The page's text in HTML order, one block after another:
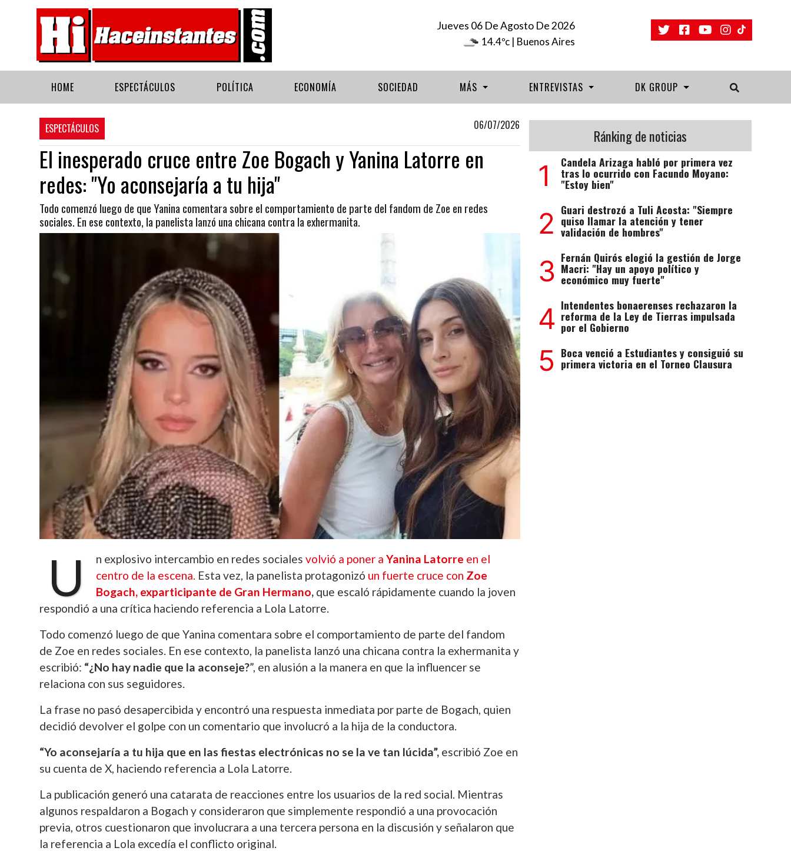
Jueves 06 De Agosto De 2026
14.4ºc | Buenos Aires
HOME ESPECTÁCULOS POLÍTICA ECONOMÍA SOCIEDAD MÁS ENTREVISTAS DK GROUP
ESPECTÁCULOS 06/07/2026
El inesperado cruce entre Zoe Bogach y Yanina Latorre en
redes: "Yo aconsejaría a tu hija"
Todo comenzó luego de que Yanina comentara sobre el comportamiento de parte del fandom de Zoe en redes
sociales. En ese contexto, la panelista lanzó una chicana contra la exhermanita.
U n explosivo intercambio en redes sociales volvió a poner a Yanina Latorre en el
centro de la escena. Esta vez, la panelista protagonizó un fuerte cruce con Zoe
Bogach, exparticipante de Gran Hermano, que escaló rápidamente cuando la joven
respondió a una crítica haciendo referencia a Lola Latorre.
Todo comenzó luego de que Yanina comentara sobre el comportamiento de parte del fandom
de Zoe en redes sociales. En ese contexto, la panelista lanzó una chicana contra la exhermanita y
escribió: “¿No hay nadie que la aconseje?”, en alusión a la manera en que la influencer se
relaciona con sus seguidores.
La frase no pasó desapercibida y encontró una respuesta inmediata por parte de Bogach, quien
decidió devolver el golpe con un comentario que involucró a la hija de la conductora.
“Yo aconsejaría a tu hija que en las fiestas electrónicas no se la ve tan lúcida”, escribió Zoe en
su cuenta de X, haciendo referencia a Lola Latorre.
La publicación generó una catarata de reacciones entre los usuarios de la red social. Mientras
algunos respaldaron a Bogach y consideraron que simplemente respondió a una provocación
previa, otros cuestionaron que involucrara a una tercera persona en la discusión y señalaron que
la referencia a Lola excedía el conflicto original.
Ránking de noticias
1 Candela Arizaga habló por primera vez
tras lo ocurrido con Facundo Moyano:
"Estoy bien"
2 Guari destrozó a Tuli Acosta: "Siempre
quiso llamar la atención y tener
validación de hombres"
3 Fernán Quirós elogió la gestión de Jorge
Macri: "Hay un apoyo político y
económico muy fuerte"
4 Intendentes bonaerenses rechazaron la
reforma de la Ley de Tierras impulsada
por el Gobierno
5 Boca venció a Estudiantes y consiguió su
primera victoria en el Torneo Clausura